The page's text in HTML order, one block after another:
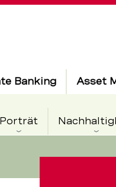
Banking Asset
Porträt